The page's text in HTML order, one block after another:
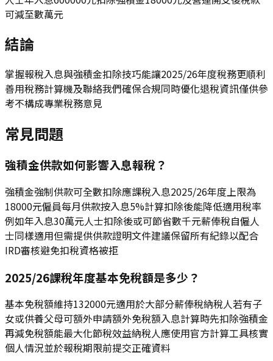
可減至數萬元
結論
掌握報稅入息與強積金扣除技巧能讓2025/26年度稅務更順利
善用稅務計算機及聯絡我們確保合規同時優化退稅資訊僅供參
考不構成專業稅務意見
常見問題
強積金供款如何影響入息報稅？
強積金強制供款可全數扣除應課稅入息2025/26年度上限為
18000元僱員每月供款按入息5%計算扣除後能降低適用稅率
例如年入息30萬元人士扣除後或可節省數千元薪俸稅自僱人
士同樣適用但需提供供款證明文件建議保留所有紀錄以配合
IRD審核避免扣稅資格被拒
2025/26課稅年度基本免稅額是多少？
基本免稅額維持132000元適用於大部分薪俸稅納稅人若有子
女或供養父母可額外申請額外免稅額入息計算時先扣除強積金
再減免稅額能最大化節稅效益納稅人應使用官方計算工具核實
個人情況並於報稅期限前提交正確資料